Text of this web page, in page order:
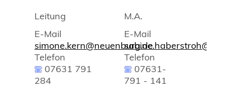
Leitung
E-Mail
simone.kern@neuenburg.de
Telefon
07631 791
284
M.A.
E-Mail
Telefon
07631-
791 - 141